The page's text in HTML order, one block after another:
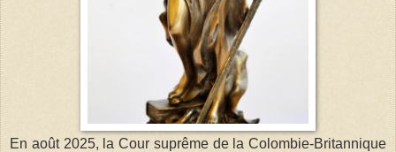
En août 2025, la Cour suprême de la Colombie-Britannique